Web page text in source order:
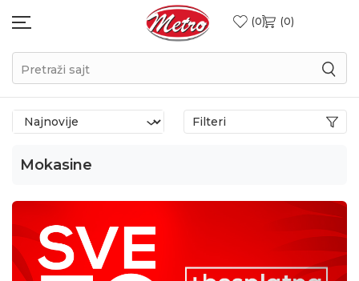
0 0
Pretraži sajt
Mokasine
Filteri